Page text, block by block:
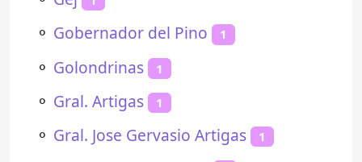
⚬ Gobernador del Pino 1
⚬ Golondrinas 1
⚬ Gral. Artigas 1
⚬ Gral. Jose Gervasio Artigas 1